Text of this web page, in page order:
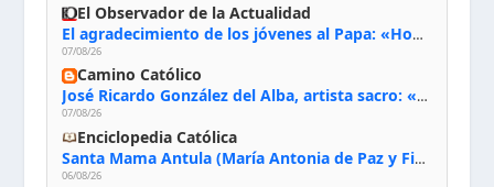
El Observador de la Actualidad
El agradecimiento de los jóvenes al Papa: «Hoy nos sentimos Iglesia»
07/08/26
Camino Católico
José Ricardo González del Alba, artista sacro: «Yo oro, hablo con Dios, le pido al Espíritu Santo su inspiración y siempre pinto rezando el rosario para que sea Él quien actúe a través de mis manos»
07/08/26
Enciclopedia Católica
Santa Mama Antula (María Antonia de Paz y Figueroa)
06/08/26